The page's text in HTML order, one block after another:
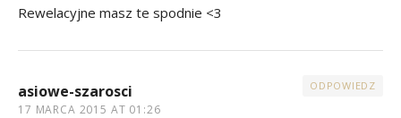
Rewelacyjne masz te spodnie <3
asiowe-szarosci
17 MARCA 2015 AT 01:26
ODPOWIEDZ